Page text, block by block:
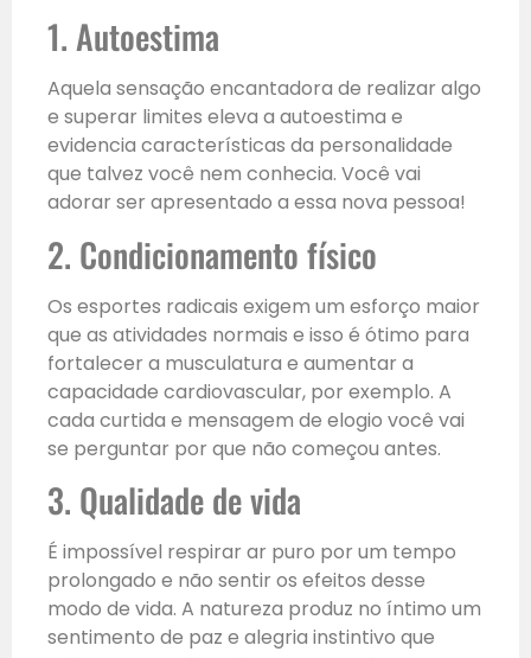
1. Autoestima
Aquela sensação encantadora de realizar algo
e superar limites eleva a autoestima e
evidencia características da personalidade
que talvez você nem conhecia. Você vai
adorar ser apresentado a essa nova pessoa!
2. Condicionamento físico
Os esportes radicais exigem um esforço maior
que as atividades normais e isso é ótimo para
fortalecer a musculatura e aumentar a
capacidade cardiovascular, por exemplo. A
cada curtida e mensagem de elogio você vai
se perguntar por que não começou antes.
3. Qualidade de vida
É impossível respirar ar puro por um tempo
prolongado e não sentir os efeitos desse
modo de vida. A natureza produz no íntimo um
sentimento de paz e alegria instintivo que